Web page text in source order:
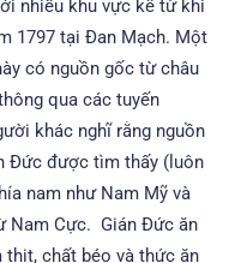
nhiều khu vực kể từ khi
1797 tại Đan Mạch. Một
có nguồn gốc từ châu
qua các tuyến
khác nghĩ rằng nguồn
Đức được tìm thấy (luôn
nam như Nam Mỹ và
Nam Cực. Gián Đức ăn
chất béo và thức ăn